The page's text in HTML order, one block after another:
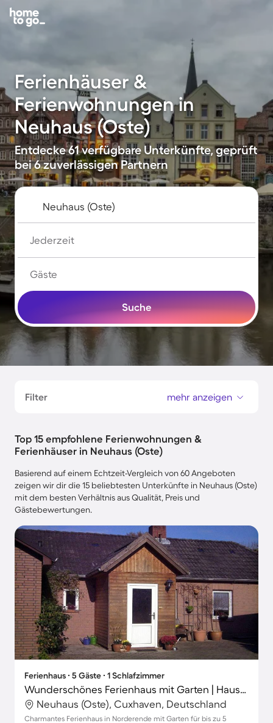
Ferienhäuser &
Ferienwohnungen in
Neuhaus (Oste)
Entdecke 61 verfügbare Unterkünfte, geprüft
bei 6 zuverlässigen Partnern
Jederzeit
Gäste
Suche
Filter mehr anzeigen
Top 15 empfohlene Ferienwohnungen &
Ferienhäuser in Neuhaus (Oste)
Basierend auf einem Echtzeit-Vergleich von 60 Angeboten
zeigen wir dir die 15 beliebtesten Unterkünfte in Neuhaus (Oste)
mit dem besten Verhältnis aus Qualität, Preis und
Gästebewertungen.
Ferienhaus ∙ 5 Gäste ∙ 1 Schlafzimmer
Wunderschönes Ferienhaus mit Garten | Haustiere erlaubt
Neuhaus (Oste), Cuxhaven, Deutschland
Charmantes Ferienhaus in Norderende mit Garten für bis zu 5